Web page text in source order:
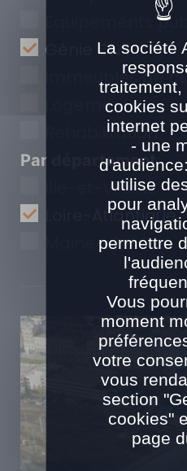
Equipements
Génie Civil
Immeubles de
Logements
Réhabilitation
Par département
Ille-et-Vilaine
Loire-Atlantique
Maine-et-Loire
La société
cookies
internet
- une
utilise
pour
permettre
Vous
moment
votre
vous
section
cookies"
page